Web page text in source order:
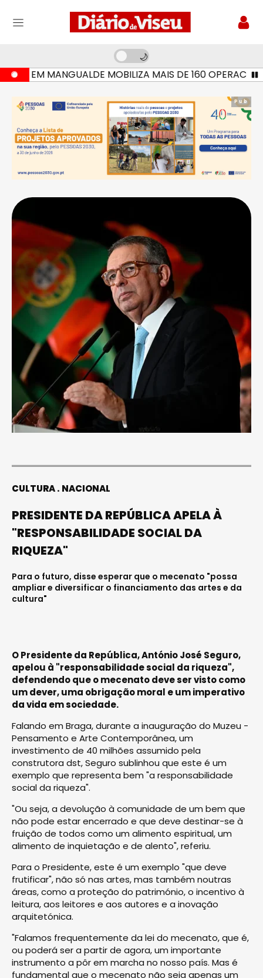
EM MANGUALDE MOBILIZA MAIS DE 160 OPERACIONAIS E
Pub
CULTURA NACIONAL
PRESIDENTE DA REPÚBLICA APELA À
"RESPONSABILIDADE SOCIAL DA
RIQUEZA"
Para o futuro, disse esperar que o mecenato "possa
ampliar e diversificar o financiamento das artes e da
cultura"
O Presidente da República, António José Seguro,
apelou à "responsabilidade social da riqueza",
defendendo que o mecenato deve ser visto como
um dever, uma obrigação moral e um imperativo
da vida em sociedade.
Falando em Braga, durante a inauguração do Muzeu -
Pensamento e Arte Contemporânea, um
investimento de 40 milhões assumido pela
construtora dst, Seguro sublinhou que este é um
exemplo que representa bem "a responsabilidade
social da riqueza".
"Ou seja, a devolução à comunidade de um bem que
não pode estar encerrado e que deve destinar-se à
fruição de todos como um alimento espiritual, um
alimento de inquietação e de alento", referiu.
Para o Presidente, este é um exemplo "que deve
frutificar", não só nas artes, mas também noutras
áreas, como a proteção do património, o incentivo à
leitura, aos leitores e aos autores e a inovação
arquitetónica.
"Falamos frequentemente da lei do mecenato, que é,
ou poderá ser a partir de agora, um importante
instrumento a pôr em marcha no nosso país. Mas é
fundamental que o mecenato não seja apenas um